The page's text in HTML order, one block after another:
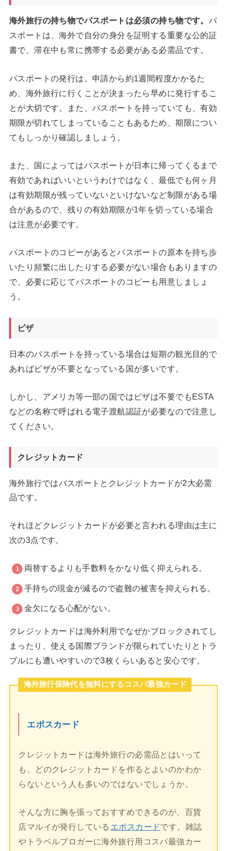
海外旅行の持ち物でパスポートは必須の持ち物です。 パ
スポートは、海外で自分の身分を証明する重要な公的証
書で、滞在中も常に携帯する必要がある必需品です。
パスポートの発行は、申請から約1週間程度かかるた
め、海外旅行に行くことが決まったら早めに発行するこ
とが大切です。また、パスポートを持っていても、有効
期限が切れてしまっていることもあるため、期限につい
てもしっかり確認しましょう。
また、国によってはパスポートが日本に帰ってくるまで
有効であればいいというわけではなく、最低でも何ヶ月
は有効期限が残っていないといけないなど制限がある場
合があるので、残りの有効期限が1年を切っている場合
は注意が必要です。
パスポートのコピーがあるとパスポートの原本を持ち歩
いたり頻繁に出したりする必要がない場合もありますの
で、必要に応じてパスポートのコピーも用意しましょ
う。
ビザ
日本のパスポートを持っている場合は短期の観光目的で
あればビザが不要となっている国が多いです。
しかし、アメリカ等一部の国ではビザは不要でもESTA
などの名称で呼ばれる電子渡航認証が必要なので注意し
てください。
クレジットカード
海外旅行ではパスポートとクレジットカードが2大必需
品です。
それほどクレジットカードが必要と言われる理由は主に
次の3点です。
両替するよりも手数料をかなり低く抑えられる。
手持ちの現金が減るので盗難の被害を抑えられる。
金欠になる心配がない。
クレジットカードは海外利用でなぜかブロックされてし
まったり、使える国際ブランドが限られていたりとトラ
ブルにも遭いやすいので3枚くらいあると安心です。
海外旅行保険代を無料にするコスパ最強カード
エポスカード
クレジットカードは海外旅行の必需品とはいって
も、どのクレジットカードを作るとよいのかわか
らないという人も多いのではないでしょうか。
そんな方に胸を張っておすすめできるのが、百貨
店マルイが発行している エポスカードです。雑誌
やトラベルブロガーに海外旅行用コスパ最強カー